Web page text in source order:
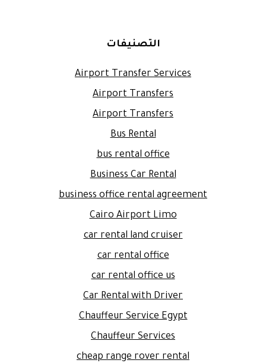
التصنيفات
Airport Transfer Services
Airport Transfers
Airport Transfers
Bus Rental
bus rental office
Business Car Rental
business office rental agreement
Cairo Airport Limo
car rental land cruiser
car rental office
car rental office us
Car Rental with Driver
Chauffeur Service Egypt
Chauffeur Services
cheap range rover rental